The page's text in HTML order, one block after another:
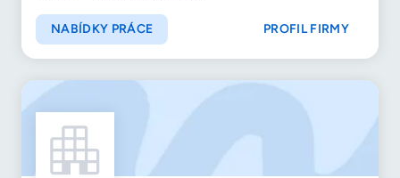
NABÍDKY PRÁCE PROFIL FIRMY